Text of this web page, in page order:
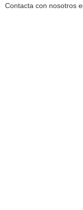
Contacta con nosotros